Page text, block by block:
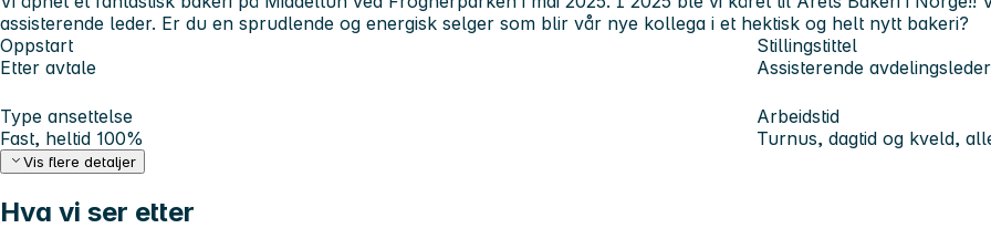
assisterende leder. Er du en sprudlende og energisk selger som blir vår nye kollega i et hektisk og helt nytt bakeri?
Oppstart
Etter avtale
Stillingstittel
Assisterende avdelingsleder
Type ansettelse
Fast, heltid 100%
Arbeidstid
Turnus, dagtid og kveld,
Vis flere detaljer
Hva vi ser etter